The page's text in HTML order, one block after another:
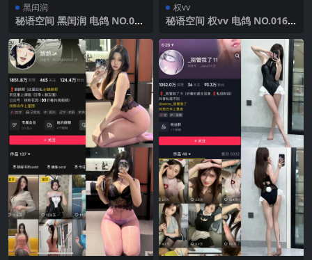
黑闰润
秘语空间 黑闰润 电鸽 NO.008
新
权vv
秘语空间 权vv 电鸽 NO.016
版